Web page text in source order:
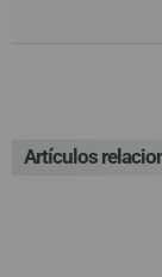
Artículos